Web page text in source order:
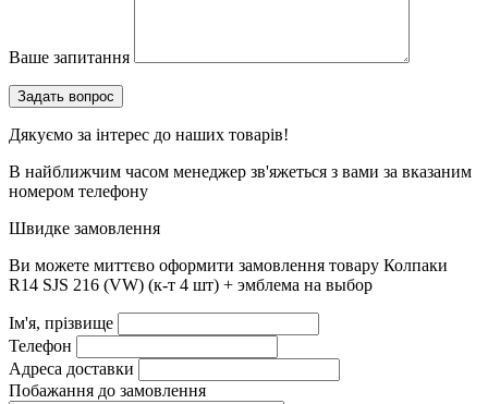
Ваше запитання
Дякуємо за інтерес до наших товарів!
В найближчим часом менеджер зв'яжеться з вами за вказаним
номером телефону
Швидке замовлення
Ви можете миттєво оформити замовлення товару Колпаки
R14 SJS 216 (VW) (к-т 4 шт) + эмблема на выбор
Ім'я, прізвище
Телефон
Адреса доставки
Побажання до замовлення